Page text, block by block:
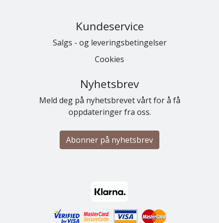
Kundeservice
Salgs - og leveringsbetingelser
Cookies
Nyhetsbrev
Meld deg på nyhetsbrevet vårt for å få
oppdateringer fra oss.
Abonner på nyhetsbrev